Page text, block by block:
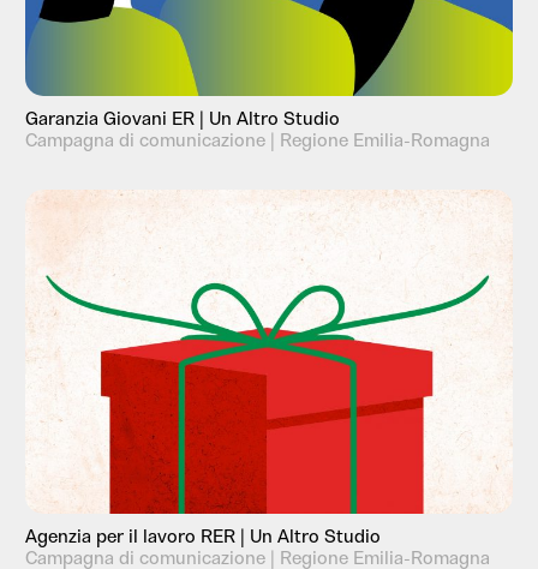
Garanzia Giovani ER | Un Altro Studio
Campagna di comunicazione | Regione Emilia-Romagna
Agenzia per il lavoro RER | Un Altro Studio
Campagna di comunicazione | Regione Emilia-Romagna